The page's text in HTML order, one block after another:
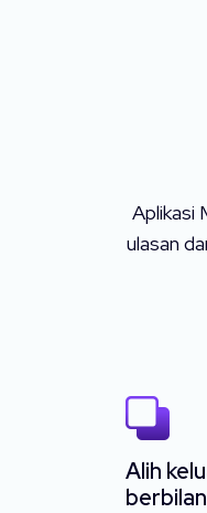
Aplikasi
ulasan
Alih